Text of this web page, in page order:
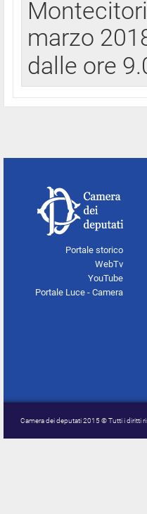
marzo
dalle ore
Portale storico
WebTv
YouTube
Portale Luce - Camera
Camera dei deputati 2015 © Tutti i diritti